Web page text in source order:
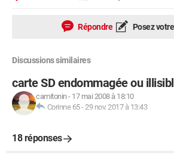
Répondre Posez
Discussions similaires
carte SD endommagée ou
camitonin- 17 mai 2008 à 18:10
Corinne 65-29 nov. 2017 à 13:43
18 réponses